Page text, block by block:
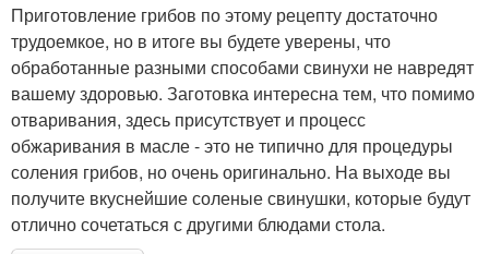
Приготовление грибов по этому рецепту достаточно
трудоемкое, но в итоге вы будете уверены, что
обработанные разными способами свинухи не навредят
вашему здоровью. Заготовка интересна тем, что помимо
отваривания, здесь присутствует и процесс
обжаривания в масле - это не типично для процедуры
соления грибов, но очень оригинально. На выходе вы
получите вкуснейшие соленые свинушки, которые будут
отлично сочетаться с другими блюдами стола.